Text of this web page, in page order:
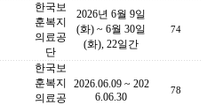
한국보
훈복지
의료공
단
2026년 6월 9일
(화) ~ 6월 30일
(화), 22일간
74
한국보
훈복지
의료공
2026.06.09 ~ 202
6.06.30
78